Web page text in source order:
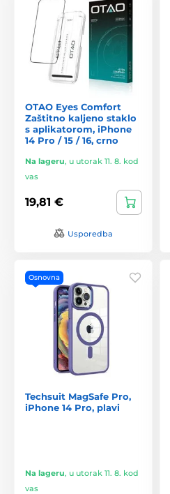
OTAO Eyes Comfort
Zaštitno kaljeno staklo
s aplikatorom, iPhone
14 Pro / 15 / 16, crno
Na lageru, u utorak 11. 8. kod
vas
19,81 €
Usporedba
Osnovna
Techsuit MagSafe Pro,
iPhone 14 Pro, plavi
Na lageru, u utorak 11. 8. kod
vas